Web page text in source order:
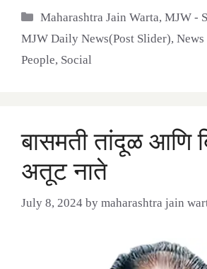
Categories
Maharashtra Jain Warta,MJW -
MJW Daily News(Post Slider),
People, Social
बासमती तांदूळ आणि
अतूट नाते
July 8, 2024 by maharashtra jain